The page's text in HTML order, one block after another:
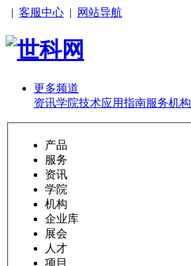
| 客服中心 | 网站导航
更多频道
资讯学院技术应用指南服务机构
产品
服务
资讯
学院
机构
企业库
展会
人才
项目